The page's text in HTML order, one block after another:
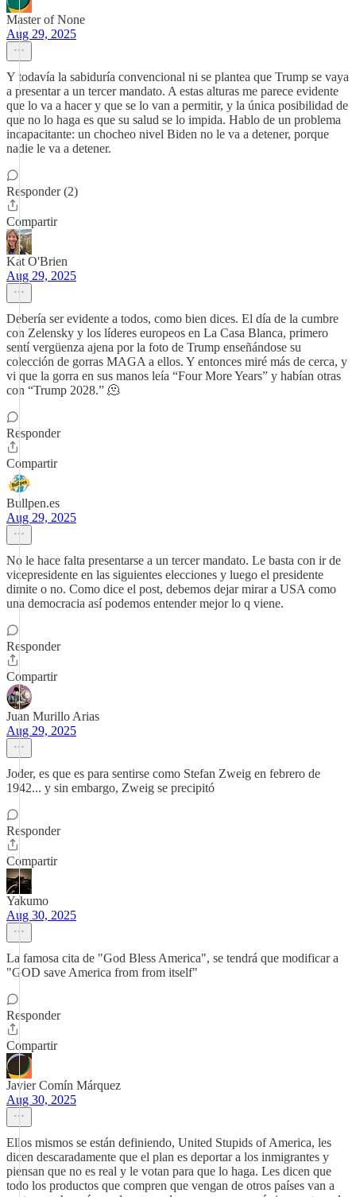
Master of None
Aug 29, 2025
Y todavía la sabiduría convencional ni se plantea que Trump se vaya
a presentar a un tercer mandato. A estas alturas me parece evidente
que lo va a hacer y que se lo van a permitir, y la única posibilidad de
que no lo haga es que su salud se lo impida. Hablo de un problema
incapacitante: un chocheo nivel Biden no le va a detener, porque
nadie le va a detener.
Responder (2)
Compartir
Kat O'Brien
Aug 29, 2025
Debería ser evidente a todos, como bien dices. El día de la cumbre
con Zelensky y los líderes europeos en La Casa Blanca, primero
sentí vergüenza ajena por la foto de Trump enseñándose su
colección de gorras MAGA a ellos. Y entonces miré más de cerca, y
vi que la gorra en sus manos leía “Four More Years” y habían otras
con “Trump 2028.” 🫠
Responder
Compartir
Bullpen.es
Aug 29, 2025
No le hace falta presentarse a un tercer mandato. Le basta con ir de
vicepresidente en las siguientes elecciones y luego el presidente
dimite o no. Como dice el post, debemos dejar mirar a USA como
una democracia así podemos entender mejor lo q viene.
Responder
Compartir
Juan Murillo Arias
Aug 29, 2025
Joder, es que es para sentirse como Stefan Zweig en febrero de
1942... y sin embargo, Zweig se precipitó
Responder
Compartir
Yakumo
Aug 30, 2025
La famosa cita de "God Bless America", se tendrá que modificar a
"GOD save America from from itself"
Responder
Compartir
Javier Comín Márquez
Aug 30, 2025
Ellos mismos se están definiendo, United Stupids of America, les
dicen descaradamente que el plan es deportar a los inmigrantes y
piensan que no es real y le votan para que lo haga. Les dicen que
todo los productos que compren que vengan de otros países van a